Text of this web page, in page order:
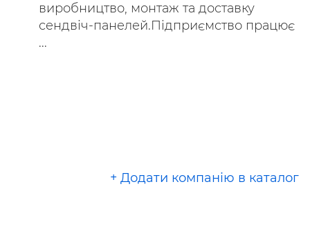
виробництво, монтаж та доставку
сендвіч-панелей.Підприємство працює
...
+ Додати компанію в каталог